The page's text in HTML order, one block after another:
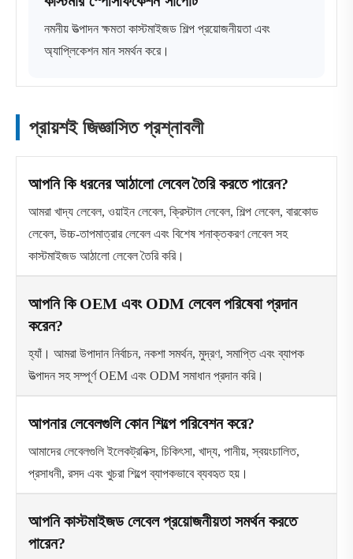
নমনীয় উত্পাদন ক্ষমতা কাস্টমাইজড শিল্প প্রয়োজনীয়তা এবং
অ্যাপ্লিকেশন মান সমর্থন করে।
প্রায়শই জিজ্ঞাসিত প্রশ্নাবলী
আপনি কি ধরনের আঠালো লেবেল তৈরি করতে পারেন?
আমরা খাদ্য লেবেল, ওয়াইন লেবেল, ক্রিস্টাল লেবেল, শিল্প লেবেল, বারকোড
লেবেল, উচ্চ-তাপমাত্রার লেবেল এবং বিশেষ শনাক্তকরণ লেবেল সহ
কাস্টমাইজড আঠালো লেবেল তৈরি করি।
আপনি কি OEM এবং ODM লেবেল পরিষেবা প্রদান
করেন?
হ্যাঁ। আমরা উপাদান নির্বাচন, নকশা সমর্থন, মুদ্রণ, সমাপ্তি এবং ব্যাপক
উত্পাদন সহ সম্পূর্ণ OEM এবং ODM সমাধান প্রদান করি।
আপনার লেবেলগুলি কোন শিল্পে পরিবেশন করে?
আমাদের লেবেলগুলি ইলেকট্রনিক্স, চিকিৎসা, খাদ্য, পানীয়, স্বয়ংচালিত,
প্রসাধনী, রসদ এবং খুচরা শিল্পে ব্যাপকভাবে ব্যবহৃত হয়।
আপনি কাস্টমাইজড লেবেল প্রয়োজনীয়তা সমর্থন করতে
পারেন?